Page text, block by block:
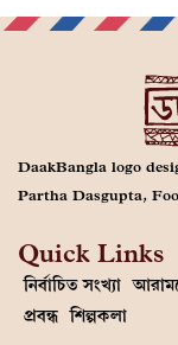
DaakBangla logo
Partha Dasgupta,
Quick Links
নির্বাচিত সংখ্যা
প্রবন্ধ শিল্পকলা